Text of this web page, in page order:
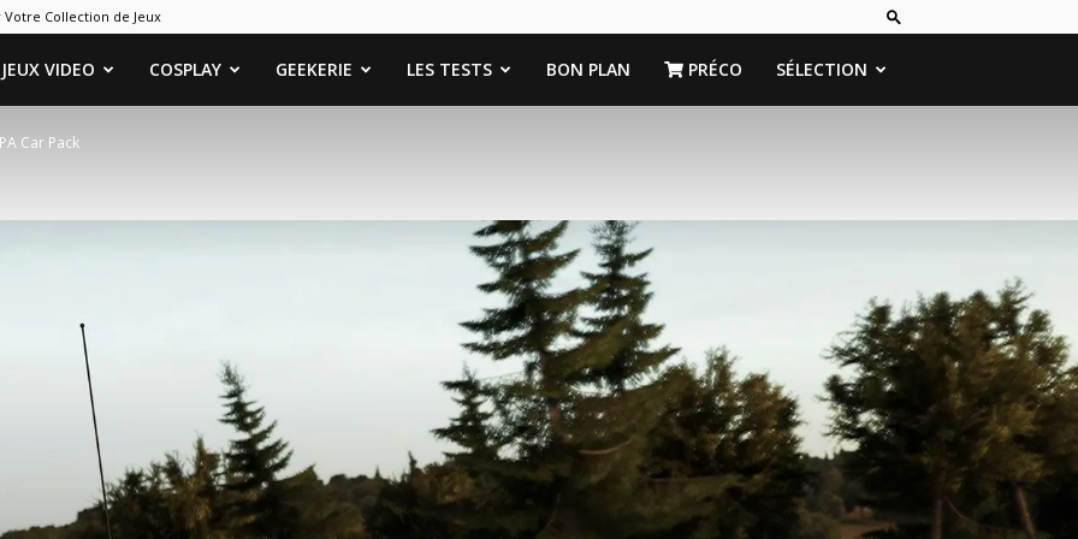
Votre Collection de Jeux
JEUX VIDEO COSPLAY GEEKERIE LES TESTS BON PLAN PRÉCO SÉLECTION
Car Pack